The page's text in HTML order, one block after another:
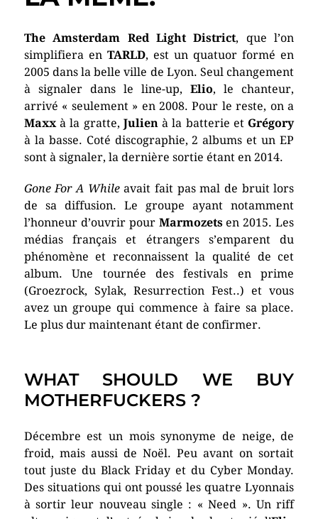
The Amsterdam Red Light District, que l’on
simplifiera en TARLD, est un quatuor formé en
2005 dans la belle ville de Lyon. Seul changement
à signaler dans le line-up,Elio, le chanteur,
arrivé « seulement » en 2008. Pour le reste, on a
Maxxà la gratte, Julienà la batterie et Grégory
à la basse. Coté discographie, 2 albums et un EP
sont à signaler, la dernière sortie étant en 2014.
Gone For A Whileavait fait pas mal de bruit lors
de sa diffusion. Le groupe ayant notamment
l’honneur d’ouvrir pour Marmozetsen 2015. Les
médias français et étrangers s’emparent du
phénomène et reconnaissent la qualité de cet
album. Une tournée des festivals en prime
(Groezrock, Sylak, Resurrection Fest..) et vous
avez un groupe qui commence à faire sa place.
Le plus dur maintenant étant de confirmer.
WHAT SHOULD WE BUY
MOTHERFUCKERS ?
Décembre est un mois synonyme de neige, de
froid, mais aussi de Noël. Peu avant on sortait
tout juste du Black Friday et du Cyber Monday.
Des situations qui ont poussé les quatre Lyonnais
à sortir leur nouveau single : « Need ». Un riff